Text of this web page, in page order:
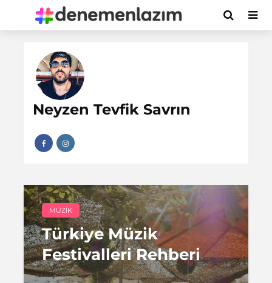
Neyzen Tevfik Savrın
MÜZIK
Türkiye Müzik
Festivalleri Rehberi